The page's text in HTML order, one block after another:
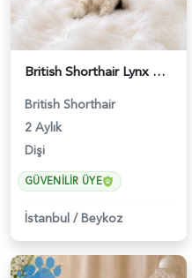
British Shorthair Lynx Point Güzel Kızımız - 4640
British Shorthair
2 Aylık
Dişi
GÜVENILIR ÜYE
İstanbul /Beykoz